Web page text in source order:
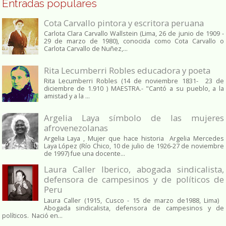
Entradas populares
Cota Carvallo pintora y escritora peruana
Carlota Clara Carvallo Wallstein (Lima, 26 de junio de 1909 -
29 de marzo de 1980), conocida como Cota Carvallo o
Carlota Carvallo de Nuñez,...
Rita Lecumberri Robles educadora y poeta
Rita Lecumberri Robles (14 de noviembre 1831- 23 de
diciembre de 1.910 ) MAESTRA.- "Cantó a su pueblo, a la
amistad y a la ...
Argelia Laya símbolo de las mujeres
afrovenezolanas
Argelia Laya , Mujer que hace historia Argelia Mercedes
Laya López (Río Chico, 10 de julio de 1926-27 de noviembre
de 1997) fue una docente...
Laura Caller Iberico, abogada sindicalista,
defensora de campesinos y de políticos de
Peru
Laura Caller (1915, Cusco - 15 de marzo de1988, Lima)
Abogada sindicalista, defensora de campesinos y de
políticos. Nació en...